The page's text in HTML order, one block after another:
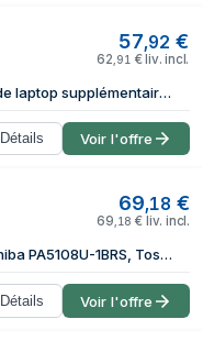
57,92 €
62 91 € liv. incl.
CoreParts MBXTO-BA0002 composant de laptop supplémentaire Batterie
Détails Voir l'offre
69,18 €
69 18 € liv. incl.
- Batterie de portable (équivalent à : Toshiba PA5108U-1BRS, Toshiba PABAS271, Toshiba PA5109U-1BRS, Toshiba PABAS272, Toshiba PABAS273, Toshiba
Détails Voir l'offre